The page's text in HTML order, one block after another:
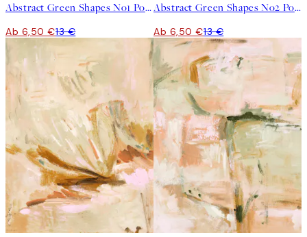
Abstract Green Shapes No1 Poster
Ab 6,50 €13 €
Abstract Green Shapes No2 Poster
Ab 6,50 €13 €